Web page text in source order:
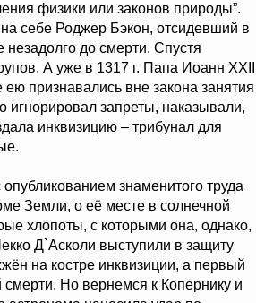
физики или законов природы”.
себе Роджер Бэкон, отсидевший в
до смерти. Спустя
А уже в 1317 г. Папа Иоанн XXII
признавались вне закона занятия
игнорировал запреты, наказывали,
инквизицию – трибунал для
знаменитого труда
Земли, о её месте в солнечной
хлопоты, с которыми она, однако,
Д`Асколи выступили в защиту
на костре инквизиции, а первый
смерти. Но вернемся к Копернику и